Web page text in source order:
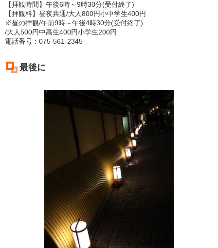
【拝観時間】午後6時～9時30分(受付終了)
【拝観料】昼夜共通/大人800円小中学生400円
※昼の拝観/午前9時～午後4時30分(受付終了)
/大人500円中高生400円小学生200円
電話番号：075-561-2345
最後に